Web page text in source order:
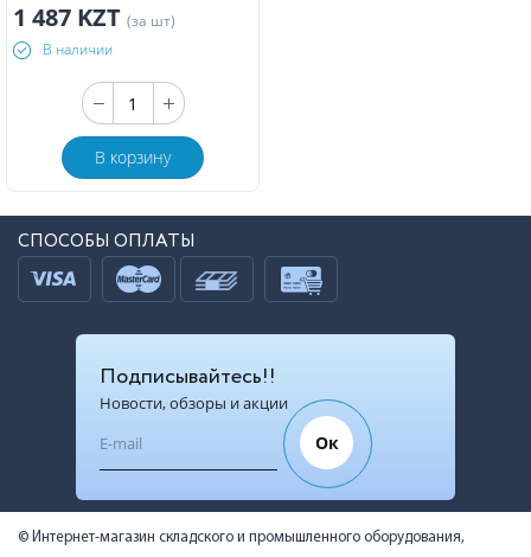
1 487 KZT (за шт)
В наличии
В корзину
СПОСОБЫ ОПЛАТЫ
Подписывайтесь!!
Новости, обзоры и акции
Ок
© Интернет-магазин складского и промышленного оборудования,